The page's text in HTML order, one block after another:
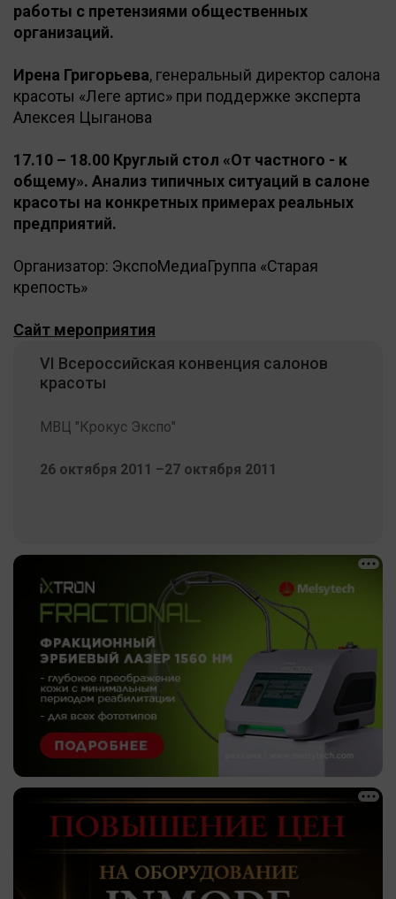
работы с претензиями общественных
организаций.
Ирена Григорьева, генеральный директор салона
красоты «Леге артис» при поддержке эксперта
Алексея Цыганова
17.10 – 18.00 Круглый стол «От частного - к
общему». Анализ типичных ситуаций в салоне
красоты на конкретных примерах реальных
предприятий.
Организатор: ЭкспоМедиаГруппа «Старая
крепость»
Сайт мероприятия
VI Всероссийская конвенция салонов
красоты
МВЦ "Крокус Экспо"
26 октября 2011 –27 октября 2011